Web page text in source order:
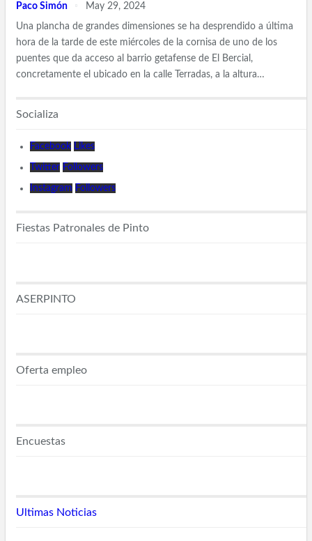
Paco Simón May 29, 2024
Una plancha de grandes dimensiones se ha desprendido a última
hora de la tarde de este miércoles de la cornisa de uno de los
puentes que da acceso al barrio getafense de El Bercial,
concretamente el ubicado en la calle Terradas, a la altura…
Socializa
Facebook Likes
Twitter Followers
Instagram Followers
Fiestas Patronales de Pinto
ASERPINTO
Oferta empleo
Encuestas
Ultimas Noticias